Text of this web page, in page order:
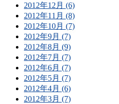
2012年12月 (6)
2012年11月 (8)
2012年10月 (7)
2012年9月 (7)
2012年8月 (9)
2012年7月 (7)
2012年6月 (7)
2012年5月 (7)
2012年4月 (6)
2012年3月 (7)